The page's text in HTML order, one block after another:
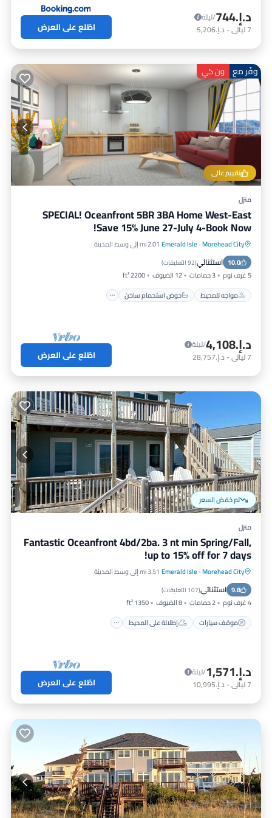
د.إ.‏744
/ليلة
7ليالي- د.إ.‏5,206 اطّلع على العرض
تقييم عالي
وفّر مع ون كي
منزل
SPECIAL! Oceanfront 5BR 3BA Home West-East
Save 15% June 27-July 4-Book Now!
Morehead City
·
Emerald Isle 2.01 mi إلى وسط المدينة
10.0 استثنائي(92 التعليقات )
5 غرف نوم 3 حمامات 12 الضيوف
2200 ft²
مواجه للمحيط
حوض استحمام ساخن
مواجه للمحيط
حوض استحمام ساخن
إطلالة على المحيط
د.إ.‏4,108
/ليلة
7ليالي- د.إ.‏28,757 اطّلع على العرض
تم خفض السعر
منزل
Fantastic Oceanfront 4bd/2ba. 3 nt min Spring/Fall,
up to 15% off for 7 days!
Morehead City
·
Emerald Isle 3.51 mi إلى وسط المدينة
9.8 استثنائي(107 التعليقات )
4 غرف نوم 2 حمامات 8 الضيوف
1350 ft²
موقف سيارات
إطلالة على المحيط
موقف سيارات
إطلالة على المحيط
شرفة / تراس
د.إ.‏1,571
/ليلة
7ليالي- د.إ.‏10,995 اطّلع على العرض